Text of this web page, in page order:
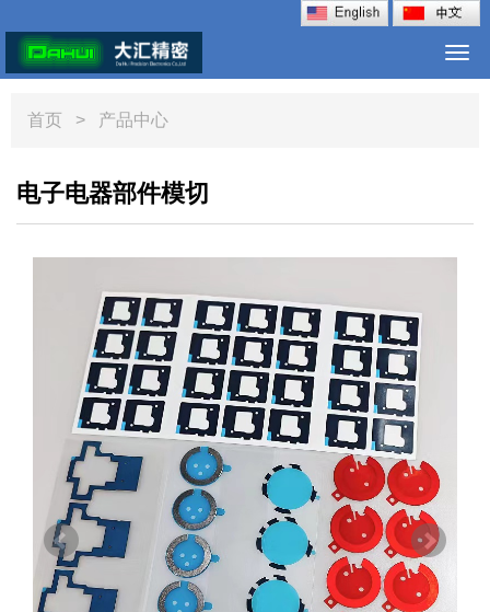
首页 > 产品中心
电子电器部件模切